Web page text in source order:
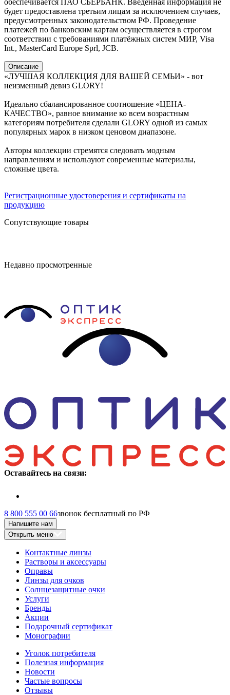
будет предоставлена третьим лицам за исключением случаев,
предусмотренных законодательством РФ. Проведение
платежей по банковским картам осуществляется в строгом
соответствии с требованиями платёжных систем МИР, Visa
Int., MasterCard Europe Sprl, JCB.
Описание
«ЛУЧШАЯ КОЛЛЕКЦИЯ ДЛЯ ВАШЕЙ СЕМЬИ» - вот
неизменный девиз GLORY!
Идеально сбалансированное соотношение «ЦЕНА-
КАЧЕСТВО», равное внимание ко всем возрастным
категориям потребителя сделали GLORY одной из самых
популярных марок в низком ценовом диапазоне.
Авторы коллекции стремятся следовать модным
направлениям и используют современные материалы,
сложные цвета.
Регистрационные удостоверения и сертификаты на
продукцию
Сопутствующие товары
Недавно просмотренные
Оставайтесь на связи:
8 800 555 00 66звонок бесплатный по РФ
Напишите нам
Открыть меню
Контактные линзы
Растворы и аксессуары
Оправы
Линзы для очков
Солнцезащитные очки
Услуги
Бренды
Акции
Подарочный сертификат
Монографии
Уголок потребителя
Полезная информация
Новости
Частые вопросы
Отзывы